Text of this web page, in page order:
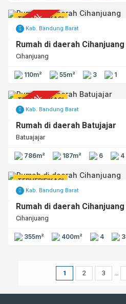
TERJUAL
TERVERIFIKASI
Kab. Bandung Barat
Rumah di daerah Cihanjuang
Cihanjuang
110m² 55m² 3 1
TERJUAL
TERVERIFIKASI
Kab. Bandung Barat
Rumah di daerah Batujajar
Batuajajar
786m² 187m² 6 4
TERVERIFIKASI
Kab. Bandung Barat
Rumah di daerah Cihanjuang
Cihanjuang
355m² 400m² 4 3
1 2 3 …